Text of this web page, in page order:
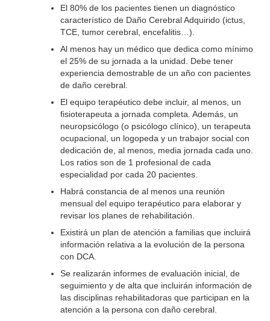
El 80% de los pacientes tienen un diagnóstico
característico de Daño Cerebral Adquirido (ictus,
TCE, tumor cerebral, encefalitis…).
Al menos hay un médico que dedica como mínimo
el 25% de su jornada a la unidad. Debe tener
experiencia demostrable de un año con pacientes
de daño cerebral.
El equipo terapéutico debe incluir, al menos, un
fisioterapeuta a jornada completa. Además, un
neuropsicólogo (o psicólogo clínico), un terapeuta
ocupacional, un logopeda y un trabajor social con
dedicación de, al menos, media jornada cada uno.
Los ratios son de 1 profesional de cada
especialidad por cada 20 pacientes.
Habrá constancia de al menos una reunión
mensual del equipo terapéutico para elaborar y
revisar los planes de rehabilitación.
Existirá un plan de atención a familias que incluirá
información relativa a la evolución de la persona
con DCA.
Se realizarán informes de evaluación inicial, de
seguimiento y de alta que incluirán información de
las disciplinas rehabilitadoras que participan en la
atención a la persona con daño cerebral.